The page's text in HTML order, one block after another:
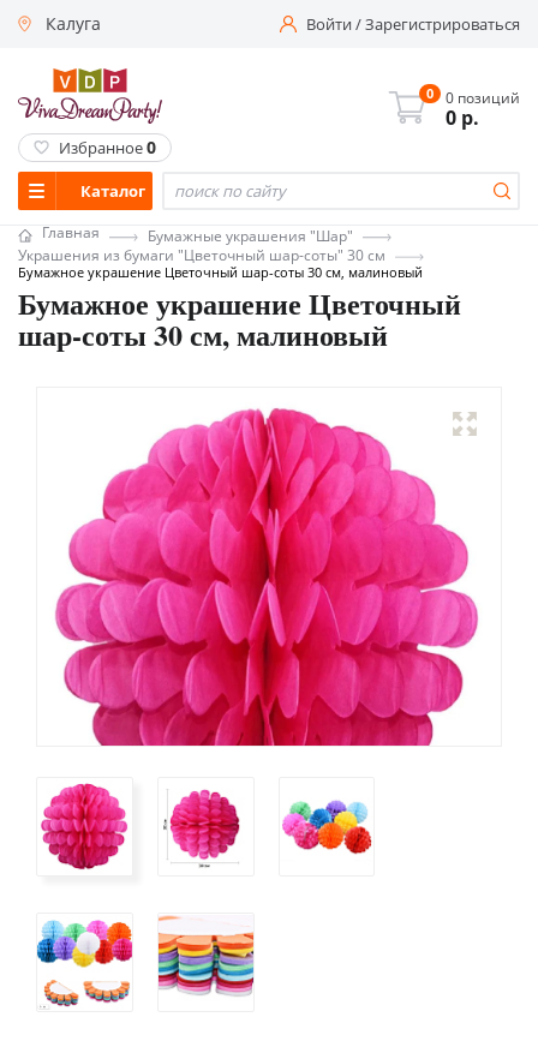
Калуга Войти/Зарегистрироваться
Каталог
0 0 позиций
0 р.
Избранное0
Главная
Бумажные украшения "Шар"
Украшения из бумаги "Цветочный шар-соты" 30 см
Бумажное украшение Цветочный шар-соты 30 см, малиновый
Бумажное украшение Цветочный
шар-соты 30 см, малиновый